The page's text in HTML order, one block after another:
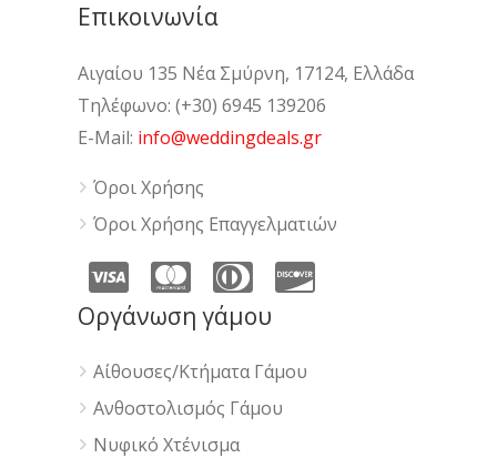
Επικοινωνία
Αιγαίου 135 Νέα Σμύρνη, 17124, Ελλάδα
Τηλέφωνο: (+30) 6945 139206
E-Mail: info@weddingdeals.gr
Όροι Χρήσης
Όροι Χρήσης Επαγγελματιών
Οργάνωση γάμου
Αίθουσες/Κτήματα Γάμου
Ανθοστολισμός Γάμου
Νυφικό Χτένισμα